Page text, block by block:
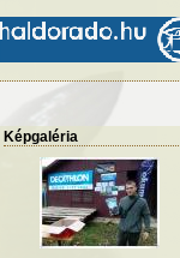
Képgaléria